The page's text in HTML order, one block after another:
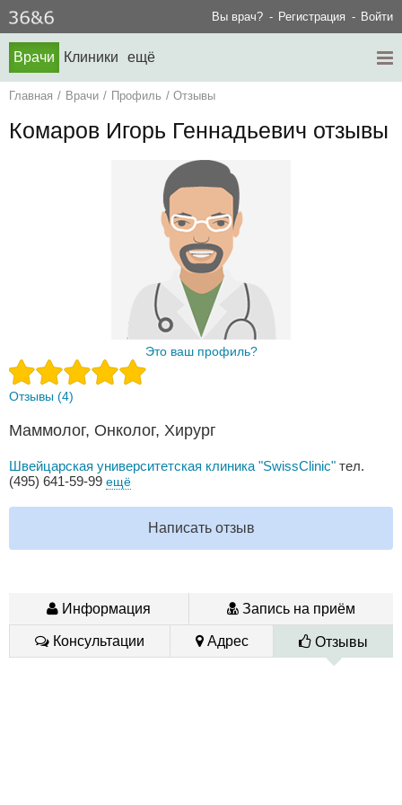
Вы врач? Регистрация Войти
Врачи Клиники ещё
Главная / Врачи / Профиль / Отзывы
Комаров Игорь Геннадьевич отзывы
Это ваш профиль?
Маммолог, Онколог, Хирург
Швейцарская университетская клиника "SwissClinic" тел.
(495) 641-59-99 ещё
Написать отзыв
Отзывы (4)
Информация Запись на приём
Консультации Адрес Отзывы